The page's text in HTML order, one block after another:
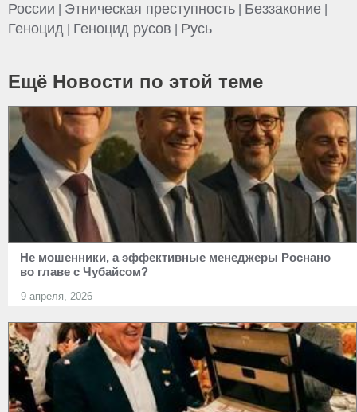
России
Этническая преступность Беззаконие
Геноцид Геноцид русов Русь
Ещё Новости по этой теме
Не мошенники, а эффективные менеджеры Роснано
во главе с Чубайсом?
9 апреля, 2026